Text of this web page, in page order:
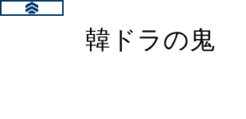
韓ドラの鬼